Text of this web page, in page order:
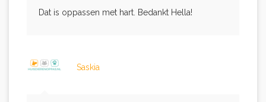
Dat is oppassen met hart. Bedankt Hella!
Saskia